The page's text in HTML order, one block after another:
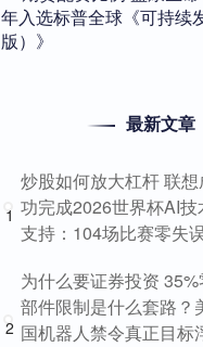
年入选标普全球《可持续
版）》
最新文章
1
炒股如何放大杠杆 联
功完成2026世界杯AI技
支持：104场比赛零失
2
为什么要证券投资 35%
部件限制是什么套路？
国机器人禁令真正目标